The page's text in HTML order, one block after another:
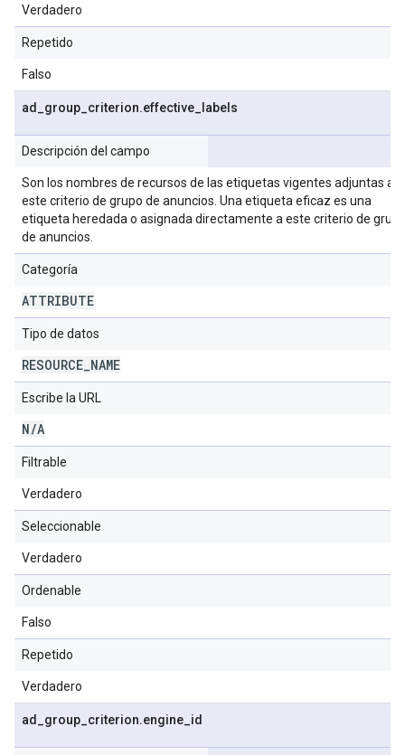
Verdadero
Repetido
Falso
ad group criterion.effective labels
Descripción del campo
Son los nombres de recursos de las etiquetas vigentes adjuntas a
este criterio de grupo de anuncios. Una etiqueta eficaz es una
etiqueta heredada o asignada directamente a este criterio de
de anuncios.
Categoría
ATTRIBUTE
Tipo de datos
RESOURCE NAME
Escribe la URL
N/A
Filtrable
Verdadero
Seleccionable
Verdadero
Ordenable
Falso
Repetido
Verdadero
ad group criterion.engine id